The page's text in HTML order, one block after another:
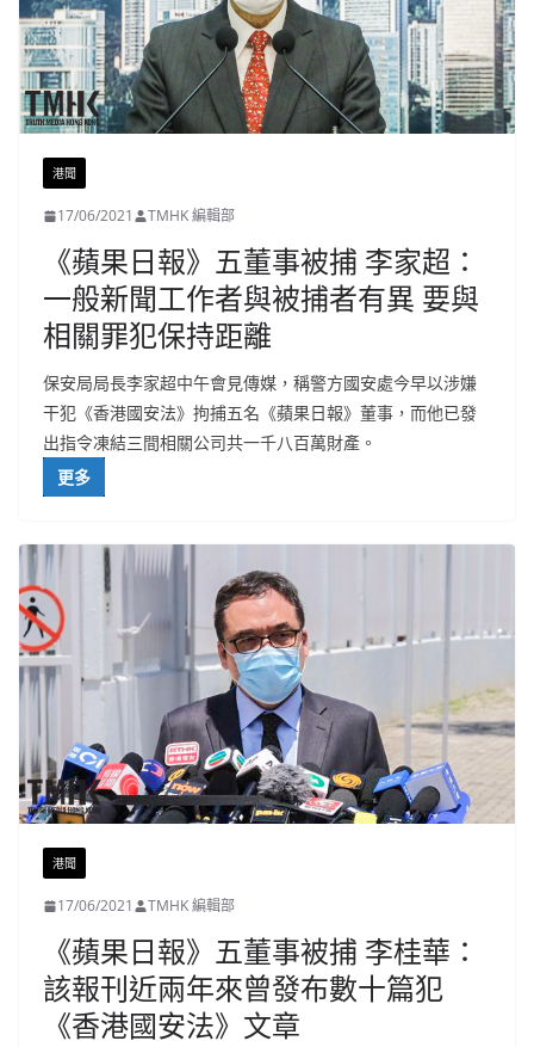
港聞
17/06/2021 TMHK 編輯部
《蘋果日報》五董事被捕 李家超：
一般新聞工作者與被捕者有異 要與
相關罪犯保持距離
保安局局長李家超中午會見傳媒，稱警方國安處今早以涉嫌
干犯《香港國安法》拘捕五名《蘋果日報》董事，而他已發
出指令凍結三間相關公司共一千八百萬財產。
更多
港聞
17/06/2021 TMHK 編輯部
《蘋果日報》五董事被捕 李桂華：
該報刊近兩年來曾發布數十篇犯
《香港國安法》文章